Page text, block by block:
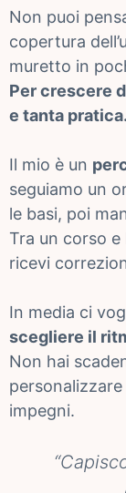
Non puoi
copertura
muretto in
Per crescere
e tanta pratica.
Il mio è un
seguiamo un
le basi, poi
Tra un corso e
ricevi
In media ci
scegliere il
Non hai
impegni.